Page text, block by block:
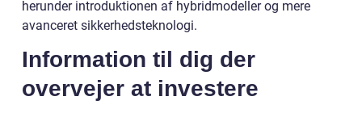
herunder introduktionen af hybridmodeller og mere
avanceret sikkerhedsteknologi.
Information til dig der
overvejer at investere